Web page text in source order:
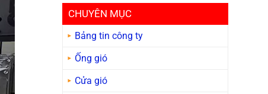
CHUYÊN MỤC
Bảng tin công ty
Ống gió
Cửa gió